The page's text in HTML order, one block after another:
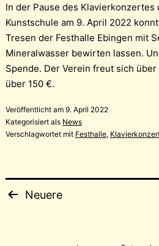
In der Pause des Klavierkonzertes
Kunstschule am 9. April 2022
Tresen der Festhalle Ebingen mit
Mineralwasser bewirten lassen.
Spende. Der Verein freut sich
über 150 €.
Veröffentlicht am 9. April 2022
Kategorisiert als News
Verschlagwortet mit Festhalle,
Seitennummerierung
Neuere